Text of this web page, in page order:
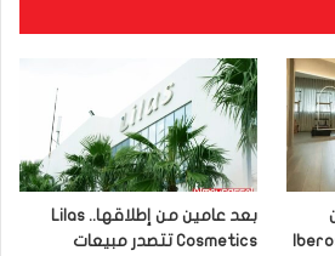
بعد عامين من إطلاقها.. Lilas
Cosmetics تتصدر مبيعات